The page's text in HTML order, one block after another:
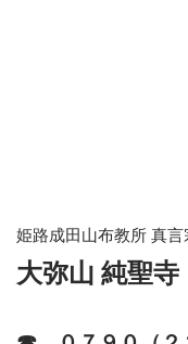
姫路成田山布教所 真言
大弥山 純聖寺